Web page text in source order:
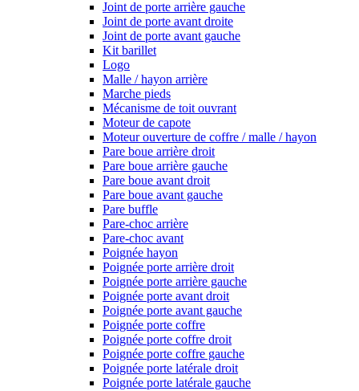
Joint de porte arrière gauche
Joint de porte avant droite
Joint de porte avant gauche
Kit barillet
Logo
Malle / hayon arrière
Marche pieds
Mécanisme de toit ouvrant
Moteur de capote
Moteur ouverture de coffre / malle / hayon
Pare boue arrière droit
Pare boue arrière gauche
Pare boue avant droit
Pare boue avant gauche
Pare buffle
Pare-choc arrière
Pare-choc avant
Poignée hayon
Poignée porte arrière droit
Poignée porte arrière gauche
Poignée porte avant droit
Poignée porte avant gauche
Poignée porte coffre
Poignée porte coffre droit
Poignée porte coffre gauche
Poignée porte latérale droit
Poignée porte latérale gauche